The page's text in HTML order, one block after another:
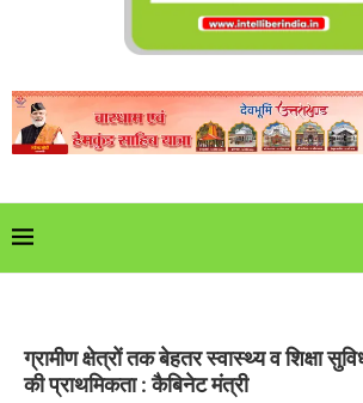
ग्रामीण क्षेत्रों तक बेहतर स्वास्थ्य व शिक्षा
की प्राथमिकता : कैबिनेट मंत्री